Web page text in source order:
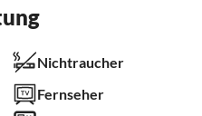
Nichtraucher
Fernseher